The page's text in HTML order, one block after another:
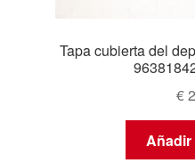
Tapa cubierta del
€
Añadir